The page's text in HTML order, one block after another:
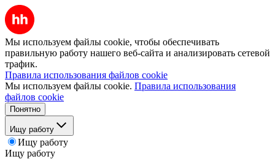
Мы используем файлы cookie, чтобы обеспечивать
правильную работу нашего веб-сайта и анализировать сетевой
трафик.
Правила использования файлов cookie
Мы используем файлы cookie. Правила использования
файлов cookie
Понятно
Ищу работу
Ищу работу
Ищу работу